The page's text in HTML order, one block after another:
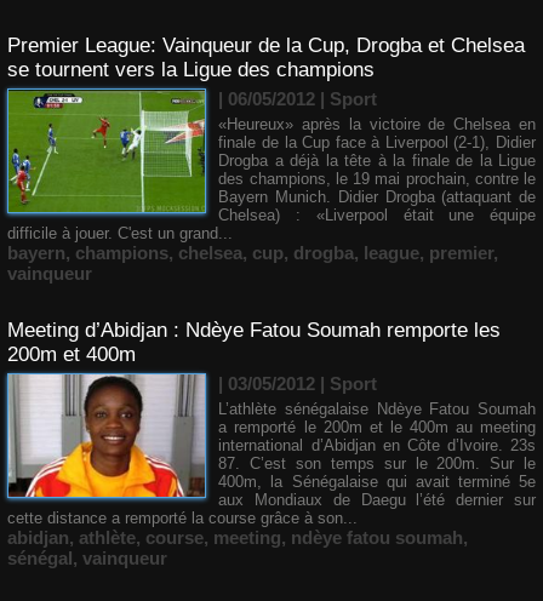
Premier League: Vainqueur de la Cup, Drogba et Chelsea
se tournent vers la Ligue des champions
| 06/05/2012 | Sport
«Heureux» après la victoire de Chelsea en
finale de la Cup face à Liverpool (2-1), Didier
Drogba a déjà la tête à la finale de la Ligue
des champions, le 19 mai prochain, contre le
Bayern Munich. Didier Drogba (attaquant de
Chelsea) : «Liverpool était une équipe
difficile à jouer. C'est un grand...
bayern, champions, chelsea, cup, drogba, league, premier,
vainqueur
Meeting d’Abidjan : Ndèye Fatou Soumah remporte les
200m et 400m
| 03/05/2012 | Sport
L’athlète sénégalaise Ndèye Fatou Soumah
a remporté le 200m et le 400m au meeting
international d’Abidjan en Côte d’Ivoire. 23s
87. C’est son temps sur le 200m. Sur le
400m, la Sénégalaise qui avait terminé 5e
aux Mondiaux de Daegu l’été dernier sur
cette distance a remporté la course grâce à son...
abidjan, athlète, course, meeting, ndèye fatou soumah,
sénégal, vainqueur